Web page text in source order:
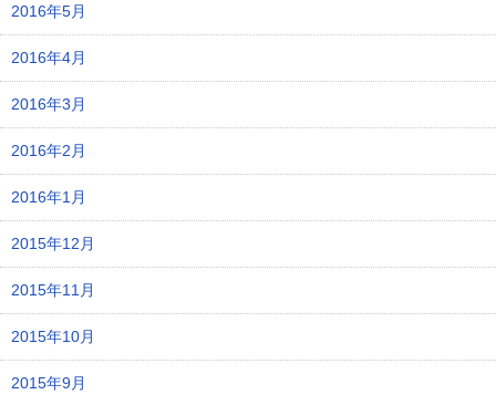
2016年5月
2016年4月
2016年3月
2016年2月
2016年1月
2015年12月
2015年11月
2015年10月
2015年9月